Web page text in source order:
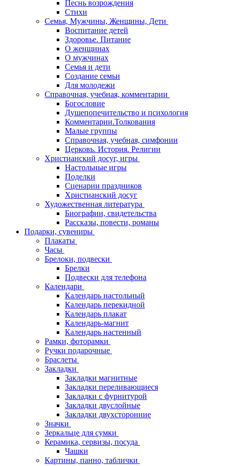
Песнь возрождения
Стихи
Семья, Мужчины, Женщины, Дети
Воспитание детей
Здоровье. Питание
О женщинах
О мужчинах
Семья и дети
Создание семьи
Для молодежи
Справочная, учебная, комментарии
Богословие
Душепопечительство и психология
Комментарии.Толкования
Малые группы
Справочная, учебная, симфонии
Церковь. История. Религии
Христианский досуг, игры
Настольные игры
Поделки
Сценарии праздников
Христианский досуг
Художественная литература
Биографии, свидетельства
Рассказы, повести, романы
Подарки, сувениры
Плакаты
Часы
Брелоки, подвески
Брелки
Подвески для телефона
Календари
Календарь настольный
Календарь перекидной
Календарь плакат
Календарь-магнит
Календарь настенный
Рамки, фоторамки
Ручки подарочные
Браслеты
Закладки
Закладки магнитные
Закладки переливающиеся
Закладки с фурнитурой
Закладки двуслойные
Закладки двухсторонние
Значки
Зеркальце для сумки
Керамика, сервизы, посуда
Чашки
Картины, панно, таблички